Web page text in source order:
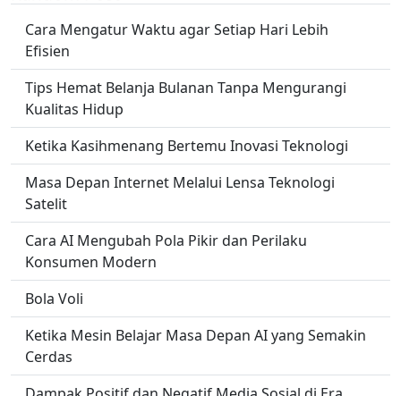
Cara Mengatur Waktu agar Setiap Hari Lebih
Efisien
Tips Hemat Belanja Bulanan Tanpa Mengurangi
Kualitas Hidup
Ketika Kasihmenang Bertemu Inovasi Teknologi
Masa Depan Internet Melalui Lensa Teknologi
Satelit
Cara AI Mengubah Pola Pikir dan Perilaku
Konsumen Modern
Bola Voli
Ketika Mesin Belajar Masa Depan AI yang Semakin
Cerdas